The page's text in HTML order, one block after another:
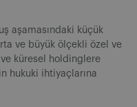
aşamasındaki küçük
ve büyük ölçekli özel ve
ve küresel holdinglere
hukuki ihtiyaçlarına